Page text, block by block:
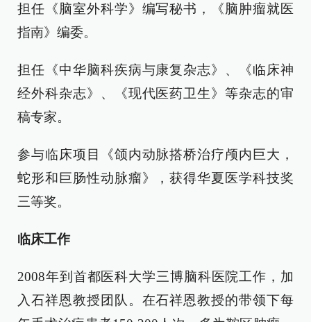
担任《脑室外科学》编写秘书，《脑肿瘤就医
指南》编委。
担任《中华脑科疾病与康复杂志》、《临床神
经外科杂志》、《现代医药卫生》等杂志的审
稿专家。
参与临床项目《颌内动脉搭桥治疗颅内巨大，
蛇形和巨肠性动脉瘤》，获得华夏医学科技奖
三等奖。
临床工作
2008年到首都医科大学三博脑科医院工作，加
入石祥恩教授团队。在石祥恩教授的带领下每